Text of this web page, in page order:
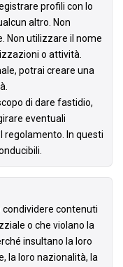
profili con lo
altro. Non
Non utilizzare il nome
o attività.
potrai creare una
di dare fastidio,
eventuali
regolamento. In questi
condividere contenuti
o che violano la
insultano la loro
la loro nazionalità, la